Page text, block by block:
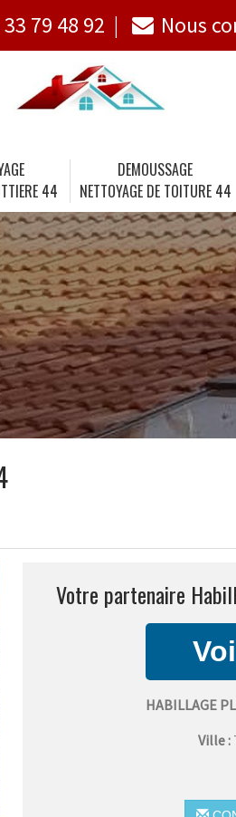
79 48 92 Nous
44
DEMOUSSAGE
NETTOYAGE DE TOITURE 44
Votre partenaire
HABILLAGE
Ville :